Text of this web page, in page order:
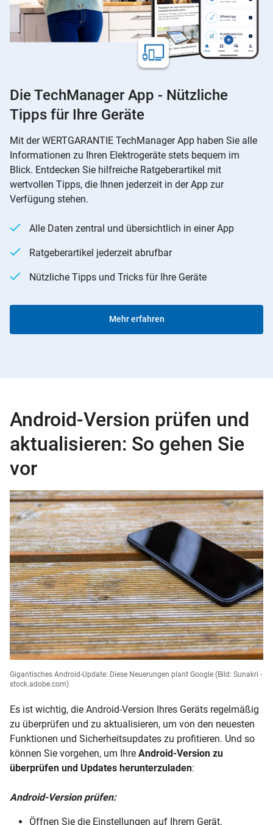
Die TechManager App - Nützliche
Tipps für Ihre Geräte
Mit der WERTGARANTIE TechManager App haben Sie alle
Informationen zu Ihren Elektrogeräte stets bequem im
Blick. Entdecken Sie hilfreiche Ratgeberartikel mit
wertvollen Tipps, die Ihnen jederzeit in der App zur
Verfügung stehen.
Alle Daten zentral und übersichtlich in einer App
Ratgeberartikel jederzeit abrufbar
Nützliche Tipps und Tricks für Ihre Geräte
Mehr erfahren
Android-Version prüfen und
aktualisieren: So gehen Sie
vor
Gigantisches Android-Update: Diese Neuerungen plant Google (Bild: Sunakri -
stock.adobe.com)
Es ist wichtig, die Android-Version Ihres Geräts regelmäßig
zu überprüfen und zu aktualisieren, um von den neuesten
Funktionen und Sicherheitsupdates zu profitieren. Und so
können Sie vorgehen, um Ihre Android-Version zu
überprüfen und Updates herunterzuladen:
Android-Version prüfen:
Öffnen Sie die Einstellungen auf Ihrem Gerät.